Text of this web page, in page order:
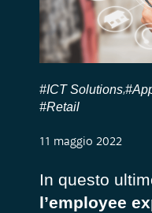
#ICT Solutions,
#Retail
11 maggio 2022
In questo
l’employee